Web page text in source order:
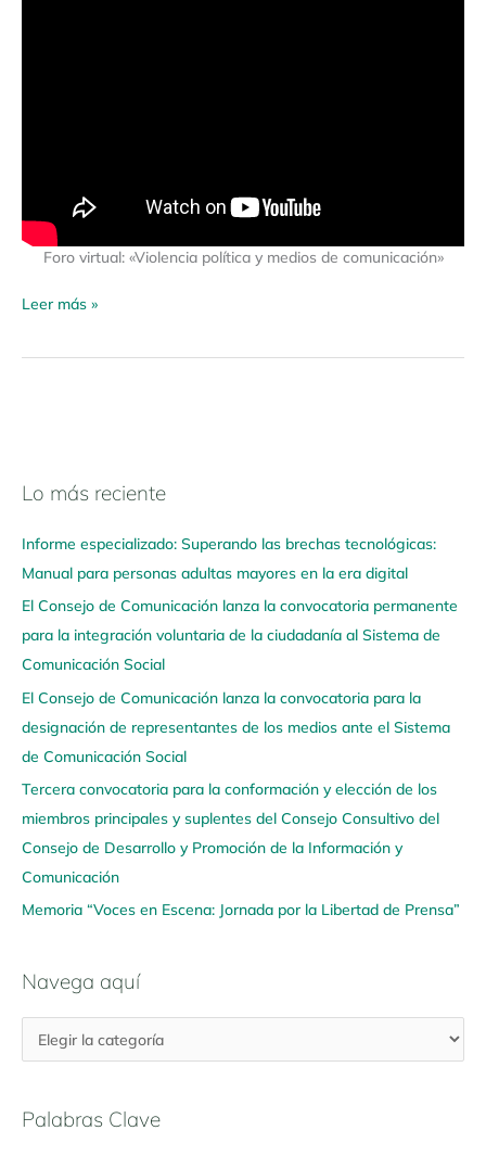
Foro virtual: «Violencia política y medios de comunicación»
Leer más »
Lo más reciente
Informe especializado: Superando las brechas tecnológicas:
Manual para personas adultas mayores en la era digital
El Consejo de Comunicación lanza la convocatoria permanente
para la integración voluntaria de la ciudadanía al Sistema de
Comunicación Social
El Consejo de Comunicación lanza la convocatoria para la
designación de representantes de los medios ante el Sistema
de Comunicación Social
Tercera convocatoria para la conformación y elección de los
miembros principales y suplentes del Consejo Consultivo del
Consejo de Desarrollo y Promoción de la Información y
Comunicación
Memoria “Voces en Escena: Jornada por la Libertad de Prensa”
Navega aquí
N
v
e
g
a
a
q
u
í
Palabras Clave